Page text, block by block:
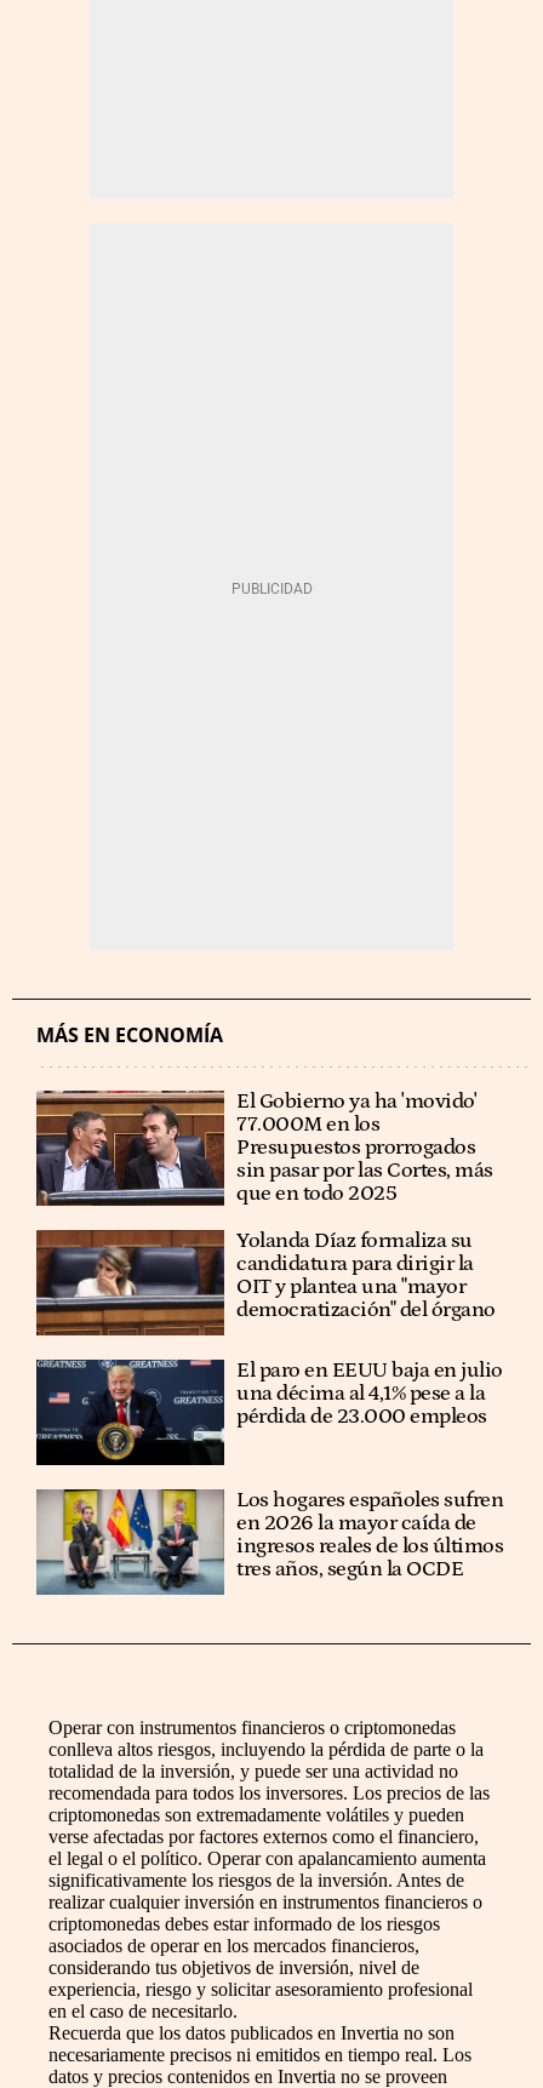
MÁS EN ECONOMÍA
El Gobierno ya ha 'movido'
77.000M en los
Presupuestos prorrogados
sin pasar por las Cortes, más
que en todo 2025
Yolanda Díaz formaliza su
candidatura para dirigir la
OIT y plantea una "mayor
democratización" del órgano
El paro en EEUU baja en julio
una décima al 4,1% pese a la
pérdida de 23.000 empleos
Los hogares españoles sufren
en 2026 la mayor caída de
ingresos reales de los últimos
tres años, según la OCDE
Operar con instrumentos financieros o criptomonedas
conlleva altos riesgos, incluyendo la pérdida de parte o la
totalidad de la inversión, y puede ser una actividad no
recomendada para todos los inversores. Los precios de las
criptomonedas son extremadamente volátiles y pueden
verse afectadas por factores externos como el financiero,
el legal o el político. Operar con apalancamiento aumenta
significativamente los riesgos de la inversión. Antes de
realizar cualquier inversión en instrumentos financieros o
criptomonedas debes estar informado de los riesgos
asociados de operar en los mercados financieros,
considerando tus objetivos de inversión, nivel de
experiencia, riesgo y solicitar asesoramiento profesional
en el caso de necesitarlo.
Recuerda que los datos publicados en Invertia no son
necesariamente precisos ni emitidos en tiempo real. Los
datos y precios contenidos en Invertia no se proveen